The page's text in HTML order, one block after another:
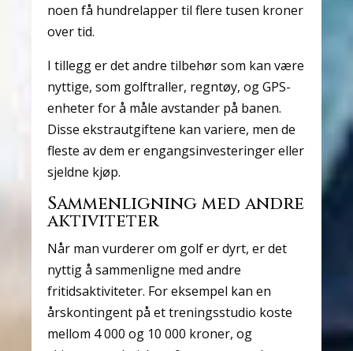
noen få hundrelapper til flere tusen kroner
over tid.
I tillegg er det andre tilbehør som kan være
nyttige, som golftraller, regntøy, og GPS-
enheter for å måle avstander på banen.
Disse ekstrautgiftene kan variere, men de
fleste av dem er engangsinvesteringer eller
sjeldne kjøp.
Sammenligning med andre
aktiviteter
Når man vurderer om golf er dyrt, er det
nyttig å sammenligne med andre
fritidsaktiviteter. For eksempel kan en
årskontingent på et treningsstudio koste
mellom 4 000 og 10 000 kroner, og